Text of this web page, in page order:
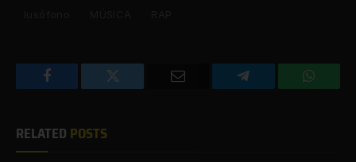
Facebook Twitter Telegram
RELATED POSTS